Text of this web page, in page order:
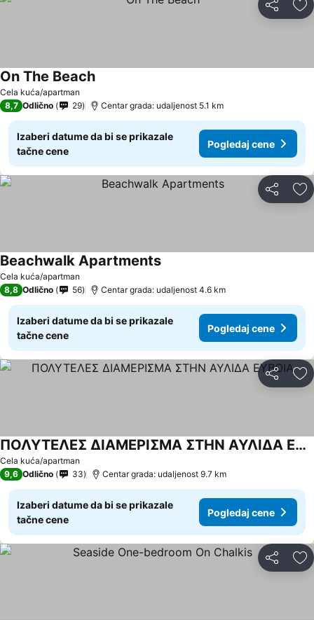
Deli
Cela kuća/apartman
On The Beach
8,7 Odlično 29 Centar grada: udaljenost 5.1 km
Izaberi datume da bi se prikazale
tačne cene
Pogledaj cene
Deli
Cela kuća/apartman
Beachwalk Apartments
8,8 Odlično 56 Centar grada: udaljenost 4.6 km
Izaberi datume da bi se prikazale
tačne cene
Pogledaj cene
Deli
Cela kuća/apartman
ΠΟΛΥΤΕΛΕΣ ΔΙΑΜΕΡΙΣΜΑ ΣΤΗΝ ΑΥΛΙΔΑ ΕΥΒΟΙΑ
9,6 Odlično 33 Centar grada: udaljenost 9.7 km
Izaberi datume da bi se prikazale
tačne cene
Pogledaj cene
Deli